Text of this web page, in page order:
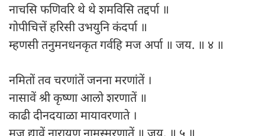
नाचसि फणिवरि थे थे शमविसि तद्दर्पा ॥
गोपीचित्तें हरिसी उभयुनि कंदर्पा ॥
म्हणसी तनुमनधनकृत गर्वहि मज अर्पा ॥ जय. ॥ ४ ॥
नमितों तव चरणांतें जनना मरणांतें ।
नासावें श्री कृष्णा आलो शरणातें ॥
काढी दीनदयाळा मायावरणाते ।
मज द्यावें नारायण नामस्मरणातें ॥ जय. ॥ ५ ॥